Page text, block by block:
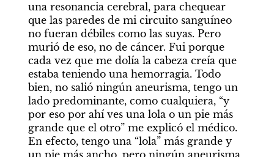
una resonancia cerebral, para chequear
que las paredes de mi circuito sanguíneo
no fueran débiles como las suyas. Pero
murió de eso, no de cáncer. Fui porque
cada vez que me dolía la cabeza creía que
estaba teniendo una hemorragia. Todo
bien, no salió ningún aneurisma, tengo un
lado predominante, como cualquiera, “y
por eso por ahí ves una lola o un pie más
grande que el otro” me explicó el médico.
En efecto, tengo una “lola” más grande y
un pie más ancho, pero ningún aneurisma.